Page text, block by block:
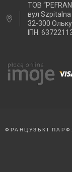
ТОВ
вул Szpitalna
32-300
ІПН:
ФРАНЦУЗЬКІ